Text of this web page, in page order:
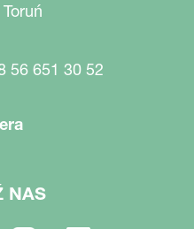
56 651 30 52
NAS